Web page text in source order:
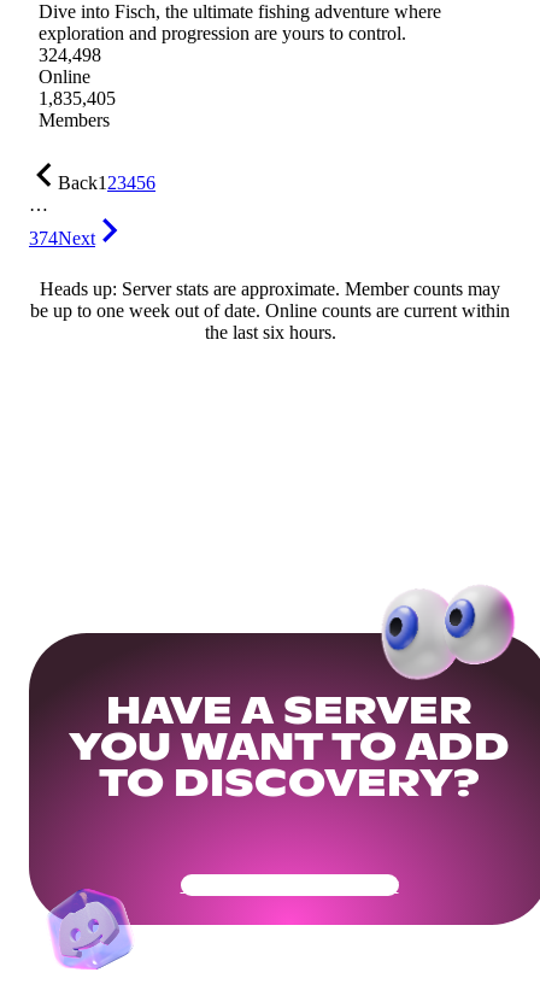
Dive into Fisch, the ultimate fishing adventure where
exploration and progression are yours to control.
324,498
Online
1,835,405
Members
Back123456
…
374Next
Heads up: Server stats are approximate. Member counts may
be up to one week out of date. Online counts are current within
the last six hours.
HAVE A SERVER
YOU WANT TO ADD
TO DISCOVERY?
Get Your Community Ready